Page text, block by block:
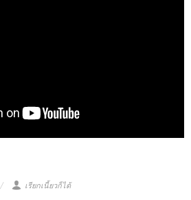
เรียกเนี้ยวก็ได้